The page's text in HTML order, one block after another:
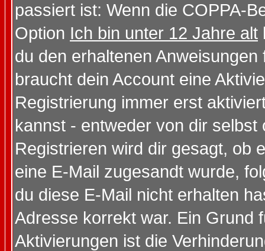
passiert ist: Wenn die COPPA-
Option Ich bin unter 12 Jahre alt
du den erhaltenen
braucht dein Account eine
Registrierung immer erst
kannst - entweder von dir selbst
Registrieren wird dir gesagt, ob
eine E-Mail zugesandt wurde,
du diese E-Mail nicht erhalten
Adresse korrekt war. Ein Grund
Aktivierungen ist die